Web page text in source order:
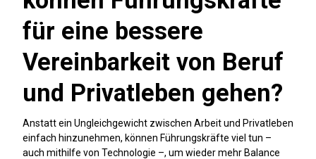
für eine bessere
Vereinbarkeit von Beruf
und Privatleben gehen?
Anstatt ein Ungleichgewicht zwischen Arbeit und Privatleben
einfach hinzunehmen, können Führungskräfte viel tun –
auch mithilfe von Technologie –, um wieder mehr Balance